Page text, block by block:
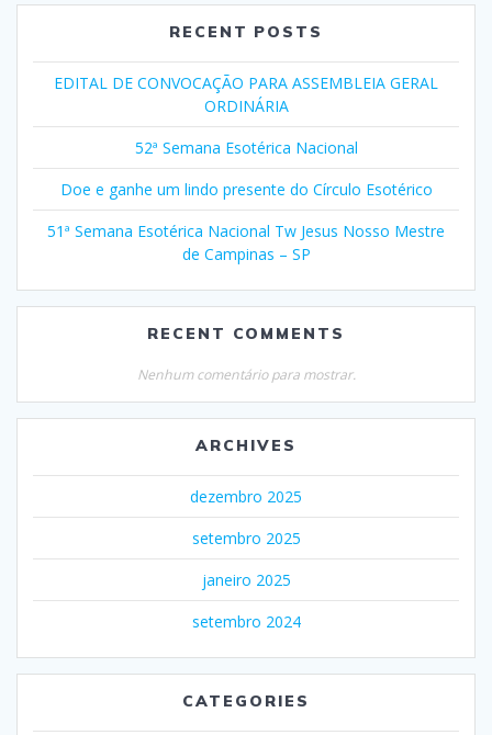
RECENT POSTS
EDITAL DE CONVOCAÇÃO PARA ASSEMBLEIA GERAL
ORDINÁRIA
52ª Semana Esotérica Nacional
Doe e ganhe um lindo presente do Círculo Esotérico
51ª Semana Esotérica Nacional Tw Jesus Nosso Mestre
de Campinas – SP
RECENT COMMENTS
Nenhum comentário para mostrar.
ARCHIVES
dezembro 2025
setembro 2025
janeiro 2025
setembro 2024
CATEGORIES